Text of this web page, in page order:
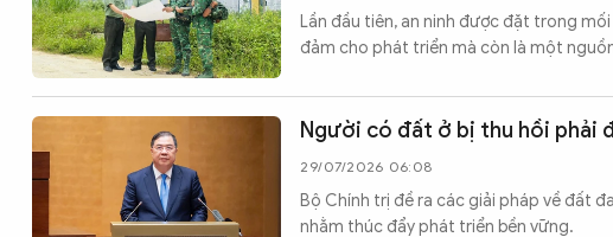
CÔNG NGHỆ
QUỐC TẾ
VĂN HÓA - THỂ THAO
Lần đầu tiên, an ninh được đặt trong
đảm cho phát triển mà còn là một
Người có đất ở bị thu hồi phải
29/07/2026 06:08
Bộ Chính trị đề ra các giải pháp về đất
nhằm thúc đẩy phát triển bền vững.